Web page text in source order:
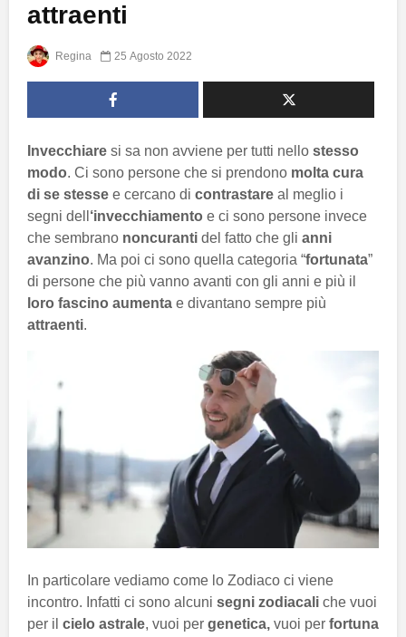
attraenti
Regina 25 Agosto 2022
Invecchiare si sa non avviene per tutti nello stesso
modo. Ci sono persone che si prendono molta cura
di se stesse e cercano di contrastare al meglio i
segni dell ‘invecchiamento e ci sono persone invece
che sembrano noncuranti del fatto che gli anni
avanzino. Ma poi ci sono quella categoria “fortunata”
di persone che più vanno avanti con gli anni e più il
loro fascino aumenta e divantano sempre più
attraenti.
In particolare vediamo come lo Zodiaco ci viene
incontro. Infatti ci sono alcuni segni zodiacali che vuoi
per il cielo astrale, vuoi per genetica, vuoi per fortuna